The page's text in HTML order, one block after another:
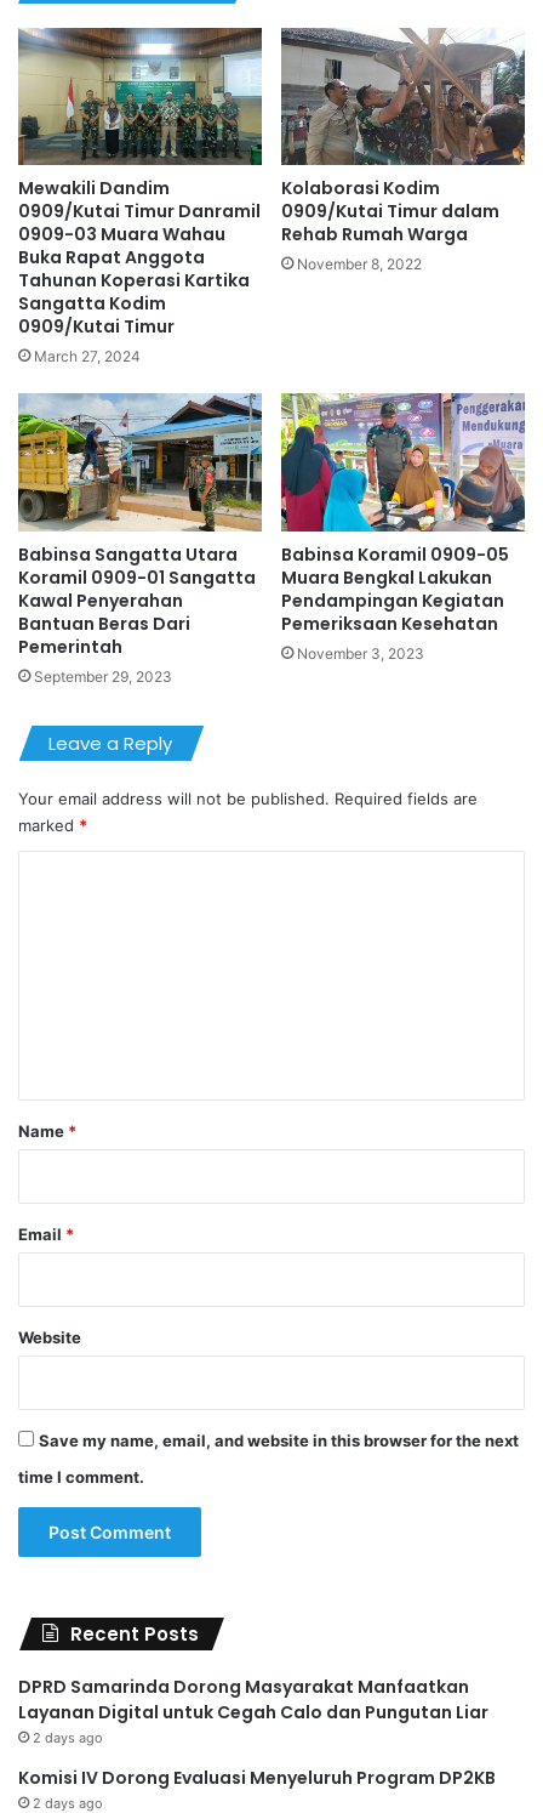
Mewakili Dandim
0909/Kutai Timur Danramil
0909-03 Muara Wahau
Buka Rapat Anggota
Tahunan Koperasi Kartika
Sangatta Kodim
0909/Kutai Timur
March 27, 2024
Kolaborasi Kodim
0909/Kutai Timur dalam
Rehab Rumah Warga
November 8, 2022
Babinsa Sangatta Utara
Koramil 0909-01 Sangatta
Kawal Penyerahan
Bantuan Beras Dari
Pemerintah
September 29, 2023
Babinsa Koramil 0909-05
Muara Bengkal Lakukan
Pendampingan Kegiatan
Pemeriksaan Kesehatan
November 3, 2023
Leave a Reply
Your email address will not be published. Required fields are
marked *
*
Name *
Email *
Website
Save my name, email, and website in this browser for the next
time I comment.
Recent Posts
DPRD Samarinda Dorong Masyarakat Manfaatkan
Layanan Digital untuk Cegah Calo dan Pungutan Liar
2 days ago
Komisi IV Dorong Evaluasi Menyeluruh Program DP2KB
2 days ago